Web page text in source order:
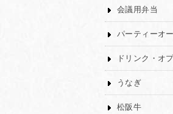
会議用弁当
パーティーオ
ドリンク・オ
うなぎ
松阪牛